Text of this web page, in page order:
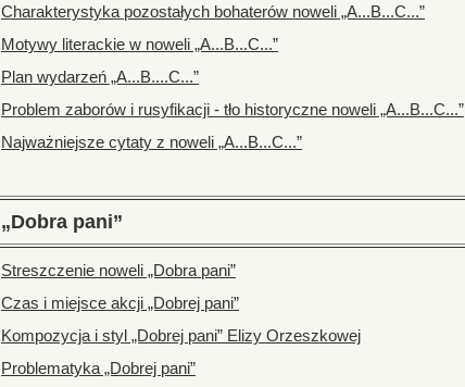
Charakterystyka pozostałych bohaterów noweli „A...B...C...”
Motywy literackie w noweli „A...B...C...”
Plan wydarzeń „A...B....C...”
Problem zaborów i rusyfikacji - tło historyczne noweli „A...B...C...”
Najważniejsze cytaty z noweli „A...B...C...”
„Dobra pani”
Streszczenie noweli „Dobra pani”
Czas i miejsce akcji „Dobrej pani”
Kompozycja i styl „Dobrej pani” Elizy Orzeszkowej
Problematyka „Dobrej pani”